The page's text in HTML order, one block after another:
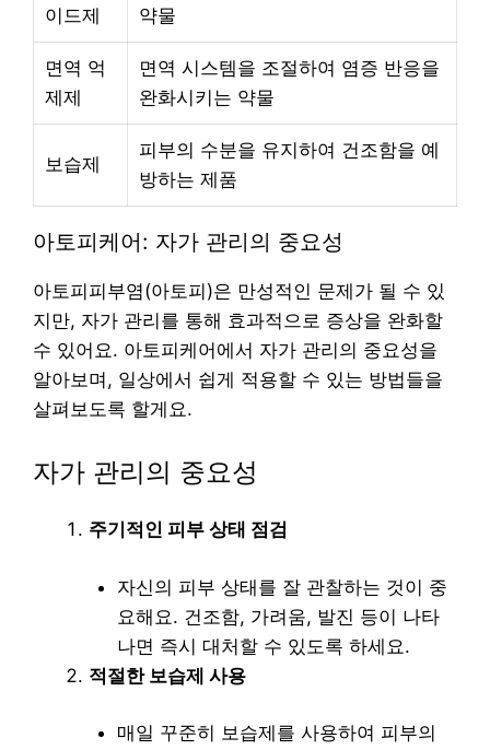
이드제
약물
면역 억
제제
면역 시스템을 조절하여 염증 반응을
완화시키는 약물
보습제
피부의 수분을 유지하여 건조함을 예
방하는 제품
아토피케어: 자가 관리의 중요성
아토피피부염(아토피)은 만성적인 문제가 될 수 있
지만, 자가 관리를 통해 효과적으로 증상을 완화할
수 있어요. 아토피케어에서 자가 관리의 중요성을
알아보며, 일상에서 쉽게 적용할 수 있는 방법들을
살펴보도록 할게요.
자가 관리의 중요성
주기적인 피부 상태 점검
자신의 피부 상태를 잘 관찰하는 것이 중
요해요. 건조함, 가려움, 발진 등이 나타
나면 즉시 대처할 수 있도록 하세요.
적절한 보습제 사용
매일 꾸준히 보습제를 사용하여 피부의